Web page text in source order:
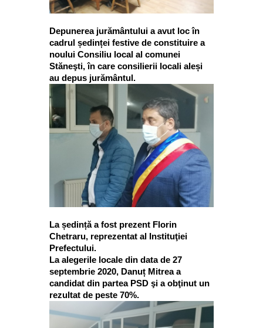
Depunerea jurământului a avut loc în
cadrul ședinței festive de constituire a
noului Consiliu local al comunei
Stăneşti, în care consilierii locali aleși
au depus jurământul.
La ședință a fost prezent Florin
Chetraru, reprezentat al Instituţiei
Prefectului.
La alegerile locale din data de 27
septembrie 2020, Danuț Mitrea a
candidat din partea PSD şi a obţinut un
rezultat de peste 70%.